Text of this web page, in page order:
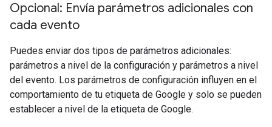
Opcional: Envía parámetros adicionales con
cada evento
Puedes enviar dos tipos de parámetros adicionales:
parámetros a nivel de la configuración y parámetros a nivel
del evento. Los parámetros de configuración influyen en el
comportamiento de tu etiqueta de Google y solo se pueden
establecer a nivel de la etiqueta de Google.